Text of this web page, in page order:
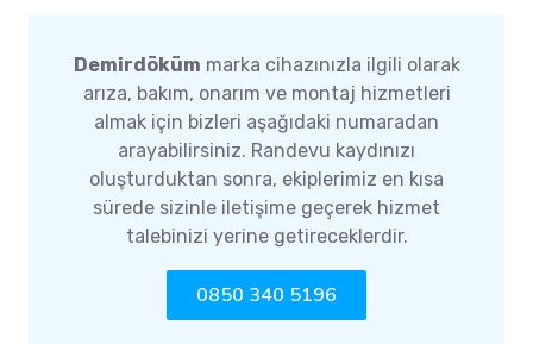
Demirdöküm marka cihazınızla ilgili olarak
arıza, bakım, onarım ve montaj hizmetleri
almak için bizleri aşağıdaki numaradan
arayabilirsiniz. Randevu kaydınızı
oluşturduktan sonra, ekiplerimiz en kısa
sürede sizinle iletişime geçerek hizmet
talebinizi yerine getireceklerdir.
0850 340 5196